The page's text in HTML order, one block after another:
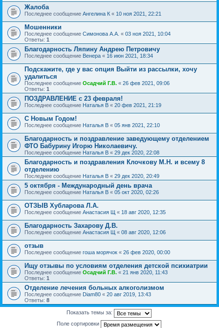
Жалоба
Последнее сообщение Ангелина К « 10 ноя 2021, 22:21
Мошенники
Последнее сообщение Симонова А.А. « 03 ноя 2021, 10:04
Ответы: 1
Благодарность Ляпину Андрею Петровичу
Последнее сообщение Венера « 16 июн 2021, 18:34
Подскажите, где у вас опция Выйти из рассылки, хочу
удалиться
Последнее сообщение Осадчий Г.В. « 26 фев 2021, 09:06
Ответы: 1
ПОЗДРАВЛЕНИЕ с 23 февраля!
Последнее сообщение Наталья В « 20 фев 2021, 21:19
С Новым Годом!
Последнее сообщение Наталья В « 05 янв 2021, 22:10
Благодарность и поздравление заведующему отделением
ФТО Бабурину Игорю Николаевичу.
Последнее сообщение Наталья В « 29 дек 2020, 22:08
Благодарность и поздравления Клочкову М.Н. и всему 8
отделению
Последнее сообщение Наталья В « 29 дек 2020, 20:49
5 октября - Международный день врача
Последнее сообщение Наталья В « 05 окт 2020, 02:26
ОТЗЫВ Хубларова Л.А.
Последнее сообщение Анастасия Щ « 18 авг 2020, 12:35
Благодарность Захарову Д.В.
Последнее сообщение Анастасия Щ « 08 авг 2020, 12:06
отзыв
Последнее сообщение гоша морячок « 26 фев 2020, 00:00
Ищу отзывы по условиям отделения детской психиатрии
Последнее сообщение Осадчий Г.В. « 21 янв 2020, 11:43
Ответы: 1
Отделение лечения больных алкоголизмом
Последнее сообщение Diam80 « 20 авг 2019, 13:43
Ответы: 8
Показать темы за:
Поле сортировки